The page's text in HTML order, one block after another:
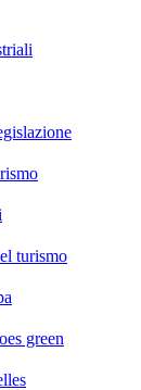
turismo
green